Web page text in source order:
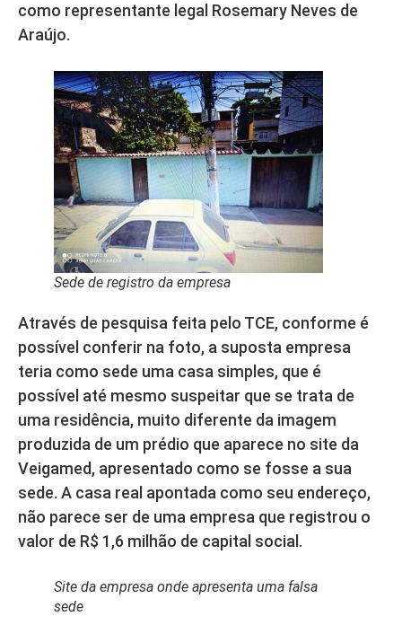
como representante legal Rosemary Neves de
Araújo.
Sede de registro da empresa
Através de pesquisa feita pelo TCE, conforme é
possível conferir na foto, a suposta empresa
teria como sede uma casa simples, que é
possível até mesmo suspeitar que se trata de
uma residência, muito diferente da imagem
produzida de um prédio que aparece no site da
Veigamed, apresentado como se fosse a sua
sede. A casa real apontada como seu endereço,
não parece ser de uma empresa que registrou o
valor de R$ 1,6 milhão de capital social.
Site da empresa onde apresenta uma falsa
sede